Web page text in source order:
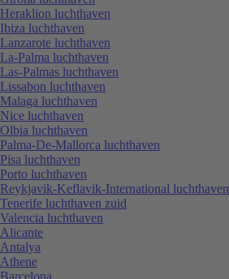
Heraklion luchthaven
Ibiza luchthaven
Lanzarote luchthaven
La-Palma luchthaven
Las-Palmas luchthaven
Lissabon luchthaven
Malaga luchthaven
Nice luchthaven
Olbia luchthaven
Palma-De-Mallorca luchthaven
Pisa luchthaven
Porto luchthaven
Reykjavik-Keflavik-International luchthaven
Tenerife luchthaven zuid
Valencia luchthaven
Alicante
Antalya
Athene
Barcelona